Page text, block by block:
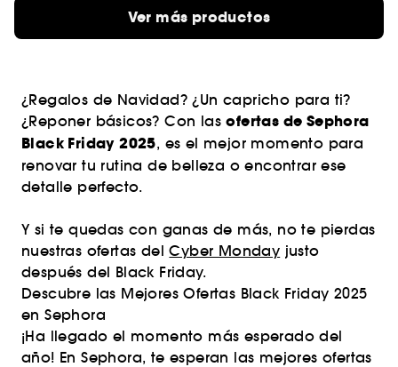
Ver más productos
¿Regalos de Navidad? ¿Un capricho para ti?
¿Reponer básicos? Con lasofertas de Sephora
Black Friday 2025, es el mejor momento para
renovar tu rutina de belleza o encontrar ese
detalle perfecto.
Y si te quedas con ganas de más, no te pierdas
nuestras ofertas delCyber Monday justo
después del Black Friday.
Descubre las Mejores Ofertas Black Friday 2025
en Sephora
¡Ha llegado el momento más esperado del
año! En Sephora, te esperan las mejores ofertas